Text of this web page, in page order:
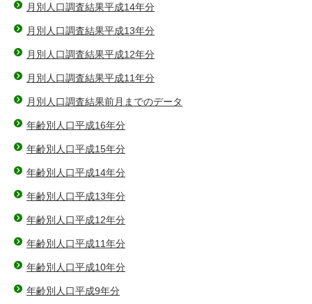
月別人口調査結果平成14年分
月別人口調査結果平成13年分
月別人口調査結果平成12年分
月別人口調査結果平成11年分
月別人口調査結果前月までのデータ
年齢別人口平成16年分
年齢別人口平成15年分
年齢別人口平成14年分
年齢別人口平成13年分
年齢別人口平成12年分
年齢別人口平成11年分
年齢別人口平成10年分
年齢別人口平成9年分